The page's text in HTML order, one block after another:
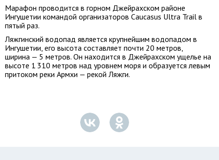
Марафон проводится в горном Джейрахском районе
Ингушетии командой организаторов Caucasus Ultra Trail в
пятый раз.
Ляжгинский водопад является крупнейшим водопадом в
Ингушетии, его высота составляет почти 20 метров,
ширина — 5 метров. Он находится в Джейрахском ущелье на
высоте 1 310 метров над уровнем моря и образуется левым
притоком реки Армхи — рекой Ляжги.